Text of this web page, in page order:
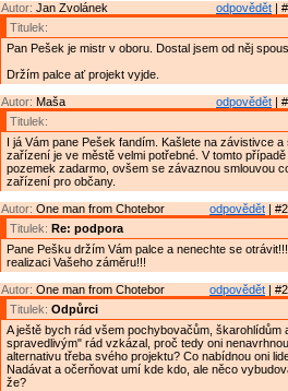
odpovědět |
Autor: Jan Zvolánek
Titulek:
Pan Pešek je mistr v oboru. Dostal jsem od něj
Držím palce ať projekt vyjde.
odpovědět |
Autor: Maša
Titulek:
I já Vám pane Pešek fandím. Kašlete na závistivce a
zařízení je ve městě velmi potřebné. V tomto
pozemek zadarmo, ovšem se závaznou smlouvou
zařízení pro občany.
odpovědět |
Autor: One man from Chotebor
Titulek: Re: podpora
Pane Pešku držím Vám palce a nenechte se
realizaci Vašeho záměru!!!
odpovědět |
Autor: One man from Chotebor
Titulek: Odpůrci
A ještě bych rád všem pochybovačům, škarohlídům
spravedlivým" rád vzkázal, proč tedy oni
alternativu třeba svého projektu? Co nabídnou oni
Nadávat a očerňovat umí kde kdo, ale něco
že?